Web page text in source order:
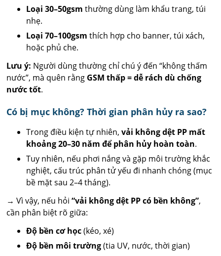
Loại 30–50gsm thường dùng làm khẩu trang, túi
nhẹ.
Loại 70–100gsm thích hợp cho banner, túi xách,
hoặc phủ che.
Lưu ý: Người dùng thường chỉ chú ý đến “không thấm
nước”, mà quên rằng GSM thấp = dễ rách dù chống
nước tốt.
Có bị mục không? Thời gian phân hủy ra sao?
Trong điều kiện tự nhiên,vải không dệt PP mất
khoảng 20–30 năm để phân hủy hoàn toàn.
Tuy nhiên, nếu phơi nắng và gặp môi trường khắc
nghiệt, cấu trúc phân tử yếu đi nhanh chóng (mục
bề mặt sau 2–4 tháng).
→ Vì vậy, nếu hỏi“vải không dệt PP có bền không”,
cần phân biệt rõ giữa:
Độ bền cơ học(kéo, xé)
Độ bền môi trường(tia UV, nước, thời gian)